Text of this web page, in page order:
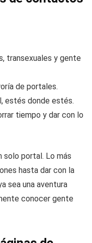
transexuales y gente
de portales.
estés donde estés.
tiempo y dar con lo
solo portal. Lo más
hasta dar con la
sea una aventura
conocer gente